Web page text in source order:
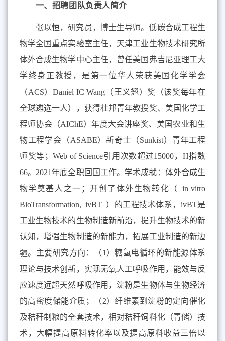
一、招聘团队负责人简介
张以恒，研究员，博士生导师。低碳合成工程生
物学全国重点实验室主任，天津工业生物技术研究所
体外合成生物学中心主任，曾任美国弗吉尼亚理工大
学终身正教授，是第一位华人荣获美国化学学会
（ACS） Daniel IC Wang （王义翘）奖（该奖每年在
全球遴选一人），获得杜邦青年教授奖、美国化学工
程师协会（AIChE）年度大会讲座奖、美国农业和生
物工程学会（ASABE）新奇士（Sunkist）青年工程
师奖等； Web of Science引用次数超过15000， H指数
66。 2021年底全职回国工作。学术成就：体外合成生
物学奠基人之一；开创了体外生物转化（ in vitro
BioTransformation, ivBT ）的工程技术体系， ivBT是
工业生物技术的生物制造新前沿，提升生物技术的新
认知，增强生物制造的新能力，拓展工业制造的新边
疆。主要研究方向：（1 ）糖氢电循环的新能源体系
理论与技术创新，实现无氧人工呼吸作用，能效与反
应速度远超天然呼吸作用，淀粉是生物体与生物经济
的高密度储能介质；（2）纤维素到淀粉的定向催化
及秸秆制粮的全套技术，相对秸秆饲料化（青储）技
术，大幅提高原料转化率以及提高原料收益三倍以